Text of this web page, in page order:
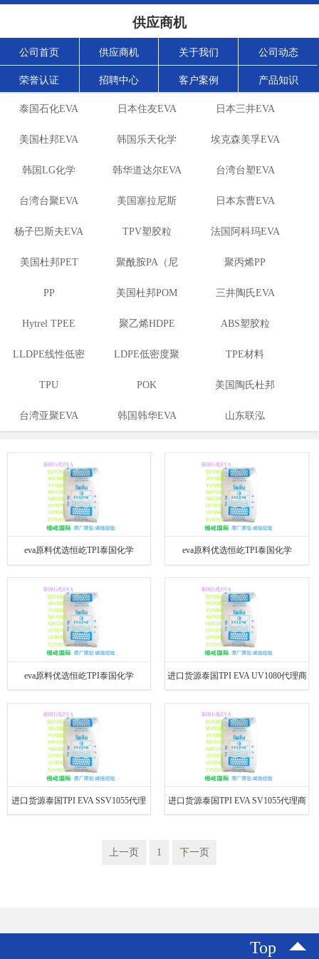
供应商机
公司首页 供应商机 关于我们 公司动态
荣誉认证 招聘中心 客户案例 产品知识
泰国石化EVA 日本住友EVA 日本三井EVA
美国杜邦EVA 韩国乐天化学
EVA
埃克森美孚EVA
韩国LG化学
EVA
韩华道达尔EVA 台湾台塑EVA
台湾台聚EVA 美国塞拉尼斯
EVA
日本东曹EVA
杨子巴斯夫EVA TPV塑胶粒 法国阿科玛EVA
美国杜邦PET 聚酰胺PA（尼
龙）系列：
聚丙烯PP
PP 美国杜邦POM 三井陶氏EVA
Hytrel TPEE 聚乙烯HDPE ABS塑胶粒
LLDPE线性低密
度聚乙烯
LDPE低密度聚
乙烯
TPE材料
TPU POK 美国陶氏杜邦
EVA
台湾亚聚EVA 韩国韩华EVA 山东联泓
eva原料优选恒屹TPI泰国化学
钱
eva原料优选恒屹TPI泰国化学
少钱
eva原料优选恒屹TPI泰国化学 进口货源泰国TPI EVA UV1080代理商
进口货源泰国TPI EVA SSV1055代理 进口货源泰国TPI EVA SV1055代理商
上一页 1 下一页
Top